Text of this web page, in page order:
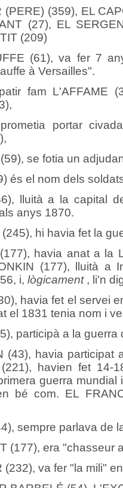
(PERE) (359), EL
(27), EL
(209)
(61), va fer 7
à Versailles".
fam L'AFFAME
portar
se fotia un
és el nom dels
lluità a la capital
anys 1870.
hi havia fet la
havia anat a la
(177), lluità a
i, lògicament , li'n
havia fet el servei
el 1831 tenia nom i
participà a la guerra
(43), havia participat
havien fet 14-
guerra
bé com. EL
sempre parlava de
(177), era "chasseur
(232), va fer "la mili"